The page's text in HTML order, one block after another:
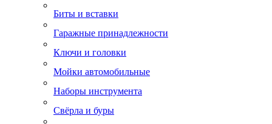
Биты и вставки
Гаражные принадлежности
Ключи и головки
Мойки автомобильные
Наборы инструмента
Свёрла и буры